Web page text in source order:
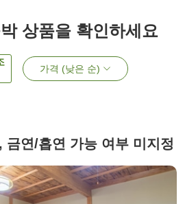
상품을 확인하세요
가격 (낮은 순)
금연/흡연 가능 여부 미지정